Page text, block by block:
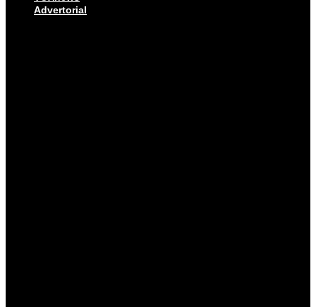
Advertorial